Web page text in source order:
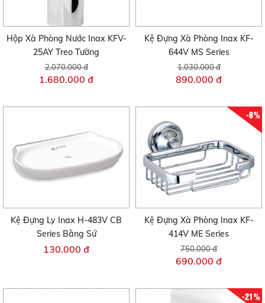
Hộp Xà Phòng Nước Inax KFV-
25AY Treo Tường
2.070.000 đ
1.680.000 đ
Kệ Đựng Xà Phòng Inax KF-
644V MS Series
1.030.000 đ
890.000 đ
Kệ Đựng Ly Inax H-483V CB
Series Bằng Sứ
130.000 đ
-8%
Kệ Đựng Xà Phòng Inax KF-
414V ME Series
750.000 đ
690.000 đ
-21%